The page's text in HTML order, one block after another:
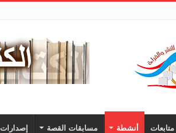
متابعات أنشطة مسابقات القصة إصدارات